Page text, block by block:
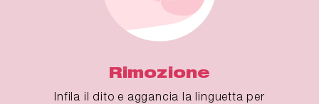
Rimozione
Infila il dito e aggancia la linguetta per